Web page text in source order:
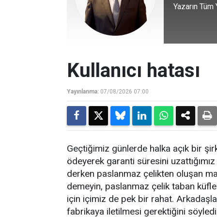
Yazarın Tüm
Kullanıcı hatası
Yayınlanma: 07/08/2026 07:00
Geçtiğimiz günlerde halka açık bir
ödeyerek garanti süresini
derken paslanmaz çelikten oluşan
demeyin, paslanmaz çelik taban
için içimiz de pek bir rahat.
fabrikaya iletilmesi gerektiğini